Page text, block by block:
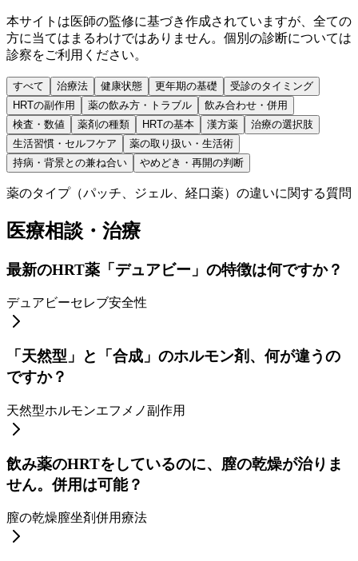
本サイトは医師の監修に基づき作成されていますが、全ての
方に当てはまるわけではありません。個別の診断については
診察をご利用ください。
すべて 治療法 健康状態 更年期の基礎
受診のタイミング
HRTの副作用
薬の飲み方・トラブル
飲み合わせ・併用
検査・数値
薬剤の種類 HRTの基本 漢方薬
治療の選択肢
生活習慣・セルフケア
薬の取り扱い・生活術
持病・背景との兼ね合い
やめどき・再開の判断
薬のタイプ（パッチ、ジェル、経口薬）の違いに関する質問
医療相談・治療
最新のHRT薬「デュアビー」の特徴は何ですか？
デュアビーセレブ安全性
「天然型」と「合成」のホルモン剤、何が違うの
ですか？
天然型ホルモンエフメノ副作用
飲み薬のHRTをしているのに、膣の乾燥が治りま
せん。併用は可能？
膣の乾燥膣坐剤併用療法